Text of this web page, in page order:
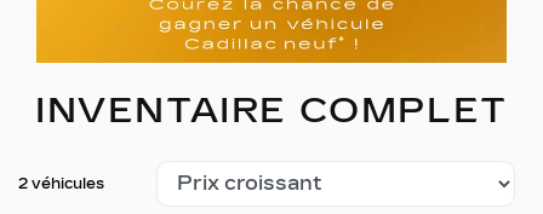
INVENTAIRE COMPLET
2 véhicules